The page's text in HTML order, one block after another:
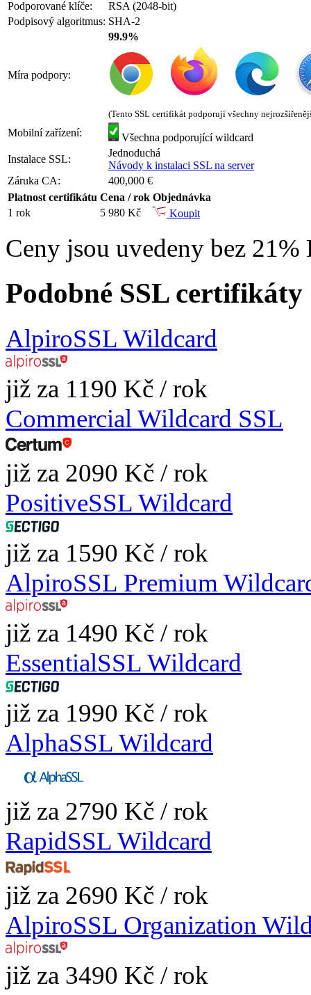
Podporované klíče:
RSA (2048-bit)
Podpisový algoritmus: SHA-2
Míra podpory:
99.9%
(Tento SSL certifikát podporují všechny
Mobilní zařízení:
Všechna podporující wildcard
Instalace SSL:
Jednoduchá
Návody k instalaci SSL na server
Záruka CA:
400,000 €
Platnost certifikátu Cena / rok Objednávka
1 rok
5 980 Kč Koupit
Ceny jsou uvedeny bez 21%
Podobné SSL certifikáty
AlpiroSSL Wildcard
již za 1190 Kč / rok
Commercial Wildcard SSL
již za 2090 Kč / rok
PositiveSSL Wildcard
již za 1590 Kč / rok
AlpiroSSL Premium
již za 1490 Kč / rok
EssentialSSL Wildcard
již za 1990 Kč / rok
AlphaSSL Wildcard
již za 2790 Kč / rok
RapidSSL Wildcard
již za 2690 Kč / rok
AlpiroSSL Organization
již za 3490 Kč / rok